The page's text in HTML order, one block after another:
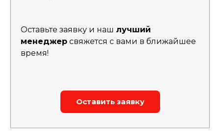
Оставьте заявку и наш лучший
менеджер свяжется с вами в ближайшее
время!
Оставить заявку